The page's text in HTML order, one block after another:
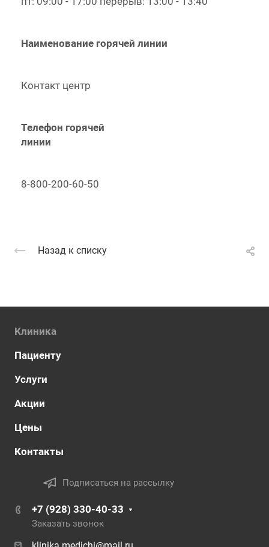
Наименование горячей линии
Контакт центр
Телефон горячей
линии
8-800-200-60-50
Назад к списку
Клиника
Пациенту
Услуги
Акции
Цены
Контакты
Подписаться на рассылку
+7 (928) 330-40-33
Заказать звонок